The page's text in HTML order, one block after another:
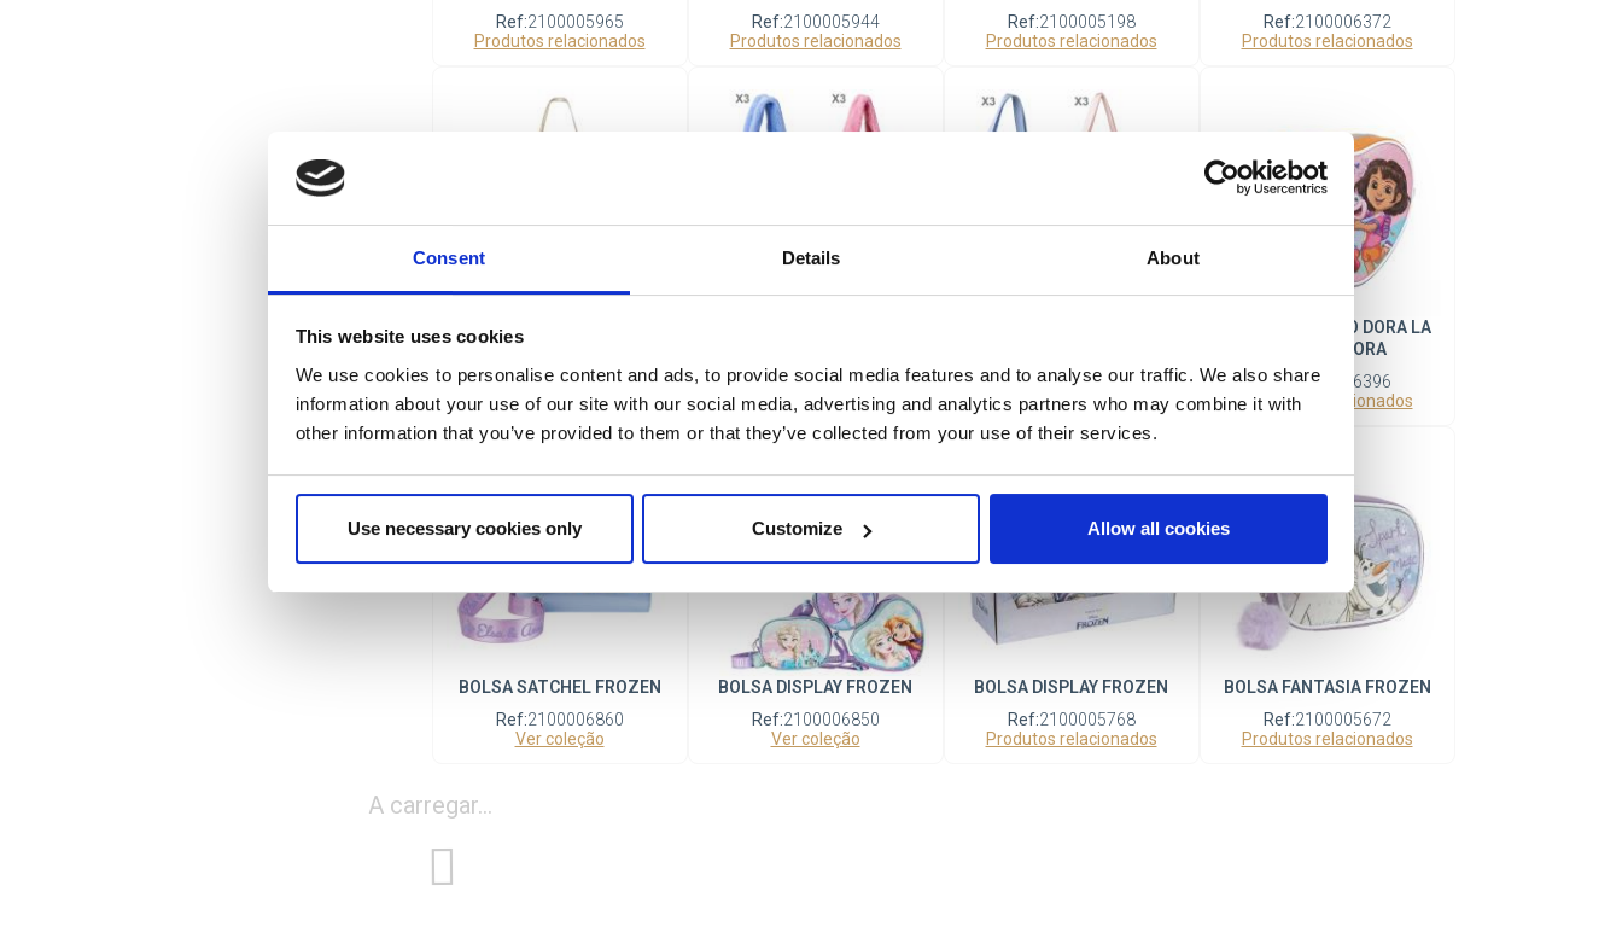
Consent Details About
This website uses cookies
We use cookies to personalise content and ads, to provide social media features and to analyse our traffic. We also share
information about your use of our site with our social media, advertising and analytics partners who may combine it with
other information that you’ve provided to them or that they’ve collected from your use of their services.
Use necessary cookies only Customize Allow all cookies
Ref:2100005965
Produtos relacionados
Ref:2100005944
Produtos relacionados
Ref:2100005198
Produtos relacionados
Ref:2100006372
Produtos relacionados
BOLSA SHOPPING CARE
Ref:2100006365
Produtos relacionados
Ref:2100006345
Produtos relacionados
Produtos relacionados
BOLSA CORAÇÃO DORA LA
EXPLORADORA
Ref:2100006396
Produtos relacionados
BOLSA SATCHEL FROZEN
Ref:2100006860
Ver coleção
BOLSA DISPLAY FROZEN
Ref:2100006850
Ver coleção
BOLSA DISPLAY FROZEN
Ref:2100005768
Produtos relacionados
BOLSA FANTASIA FROZEN
Ref:2100005672
Produtos relacionados
A carregar...